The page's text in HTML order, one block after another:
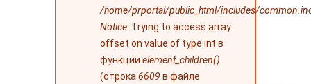
/home/prportal/public_html/includes/
Notice: Trying to access array
offset on value of type int в
функции element_children()
(строка 6609 в файле